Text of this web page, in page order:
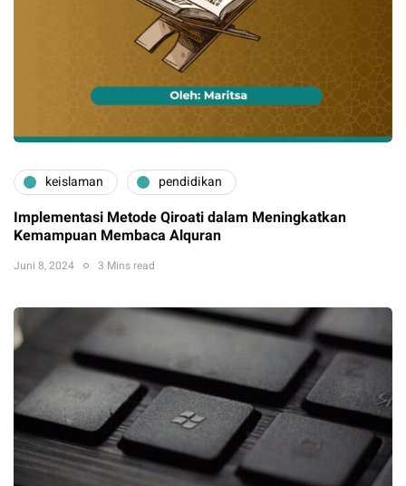
keislaman pendidikan
Implementasi Metode Qiroati dalam Meningkatkan
Kemampuan Membaca Alquran
Juni 8, 2024 3 Mins read